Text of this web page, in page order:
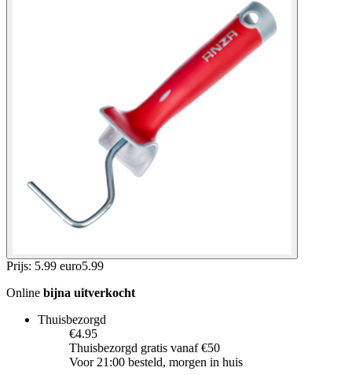
Prijs: 5.99 euro5.99
Online bijna uitverkocht
Thuisbezorgd
€4.95
Thuisbezorgd gratis vanaf €50
Voor 21:00 besteld, morgen in huis